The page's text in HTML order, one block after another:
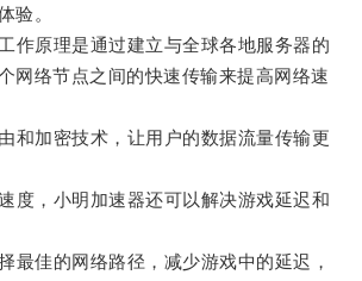
验。
原理是通过建立与全球各地服务器的
网络节点之间的快速传输来提高网络速
加密技术，让用户的数据流量传输更
，小明加速器还可以解决游戏延迟和
佳的网络路径，减少游戏中的延迟，